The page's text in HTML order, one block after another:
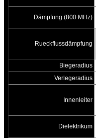
Dämpfung (800 MHz)
Rueckflussdämpfung
Biegeradius
Verlegeradius
Innenleiter
Dielektrikum